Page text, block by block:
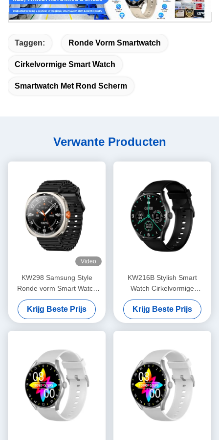
Taggen: Ronde Vorm Smartwatch
Cirkelvormige Smart Watch
Smartwatch Met Rond Scherm
Verwante Producten
Video
KW298 Samsung Style
Ronde vorm Smart Watch
Fitness Tracker 1,43 inch
Krijg Beste Prijs
KW216B Stylish Smart
Watch Cirkelvormige
Smartwatch met Amoled
Display
Krijg Beste Prijs